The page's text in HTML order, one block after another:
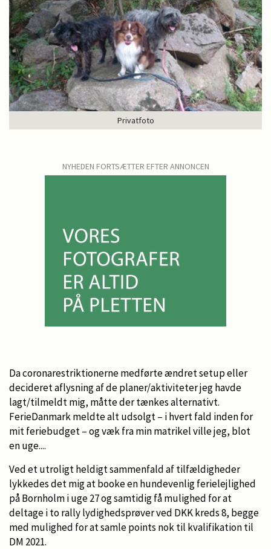
Privatfoto
NYHEDEN FORTSÆTTER EFTER ANNONCEN
Da coronarestriktionerne medførte ændret setup eller
decideret aflysning af de planer/aktiviteter jeg havde
lagt/tilmeldt mig, måtte der tænkes alternativt.
FerieDanmark meldte alt udsolgt – i hvert fald inden for
mit feriebudget – og væk fra min matrikel ville jeg, blot
en uge....
Ved et utroligt heldigt sammenfald af tilfældigheder
lykkedes det mig at booke en hundevenlig ferielejlighed
på Bornholm i uge 27 og samtidig få mulighed for at
deltage i to rally lydighedsprøver ved DKK kreds 8, begge
med mulighed for at samle points nok til kvalifikation til
DM 2021.